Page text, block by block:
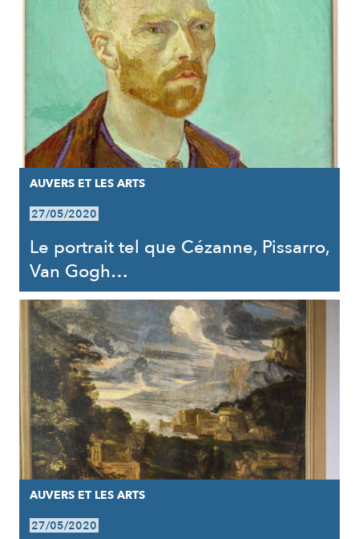
AUVERS ET LES ARTS
27/05/2020
Le portrait tel que Cézanne, Pissarro,
Van Gogh…
AUVERS ET LES ARTS
27/05/2020